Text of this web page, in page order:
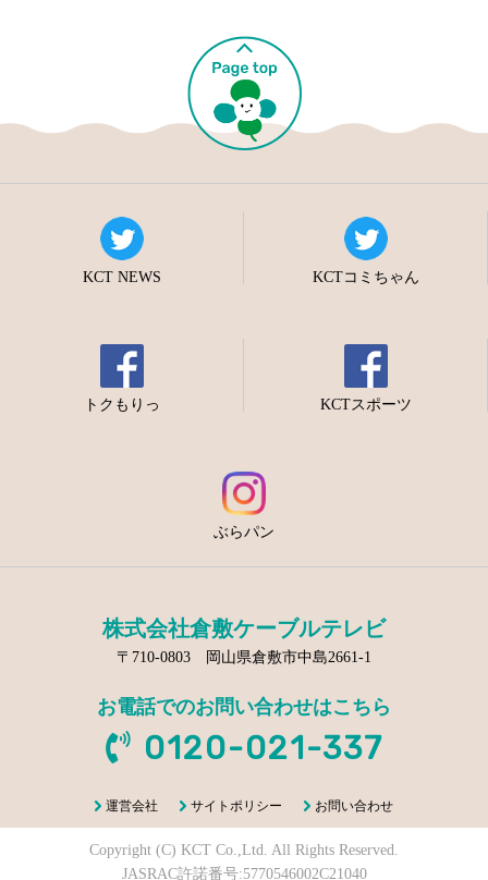
KCT NEWS KCTコミちゃん
トクもりっ KCTスポーツ
ぶらパン
株式会社倉敷ケーブルテレビ
〒710-0803 岡山県倉敷市中島2661-1
お電話でのお問い合わせはこちら
0120-021-337
運営会社 サイトポリシー お問い合わせ
Copyright (C) KCT Co.,Ltd. All Rights Reserved.
JASRAC許諾番号:5770546002C21040